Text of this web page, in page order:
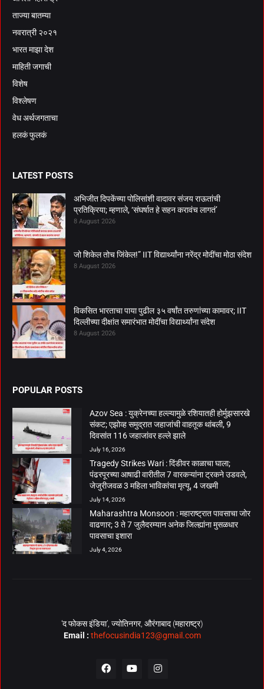
ताज्या बातम्या
नवरात्री २०२१
भारत माझा देश
माहिती जगाची
विशेष
विश्लेषण
वेध अर्थजगताचा
हलकं फुलकं
LATEST POSTS
अभिजीत दिपकेंच्या पोलिसांशी वादावर संजय राऊतांची
प्रतिक्रिया; म्हणाले, ‘संघर्षात हे सहन करावंच लागतं’
8 August 2026
जो शिकेल तोच जिंकेल!” IIT विद्यार्थ्यांना नरेंद्र मोदींचा मोठा संदेश
8 August 2026
विकसित भारताचा पाया पुढील ३५ वर्षांत तरुणांच्या कामावर; IIT
दिल्लीच्या दीक्षांत समारंभात मोदींचा विद्यार्थ्यांना संदेश
8 August 2026
POPULAR POSTS
Azov Sea : युक्रेनच्या हल्ल्यामुळे रशियातही होर्मुझसारखे
संकट; एझोव्ह समुद्रात जहाजांची वाहतूक थांबली, 9
दिवसांत 116 जहाजांवर हल्ले झाले
July 16, 2026
Tragedy Strikes Wari : दिंडीवर काळाचा घाला;
पंढरपूरच्या आषाढी वारीतील 7 वारकऱ्यांना ट्रकने उडवले,
जेजुरीजवळ 3 महिला भाविकांचा मृत्यू, 4 जखमी
July 14, 2026
Maharashtra Monsoon : महाराष्ट्रात पावसाचा जोर
वाढणार; 3 ते 7 जुलैदरम्यान अनेक जिल्ह्यांना मुसळधार
पावसाचा इशारा
July 4, 2026
‘द फोकस इंडिया’, ज्योतिनगर, औरंगाबाद (महाराष्ट्र)
Email : thefocusindia123@gmail.com